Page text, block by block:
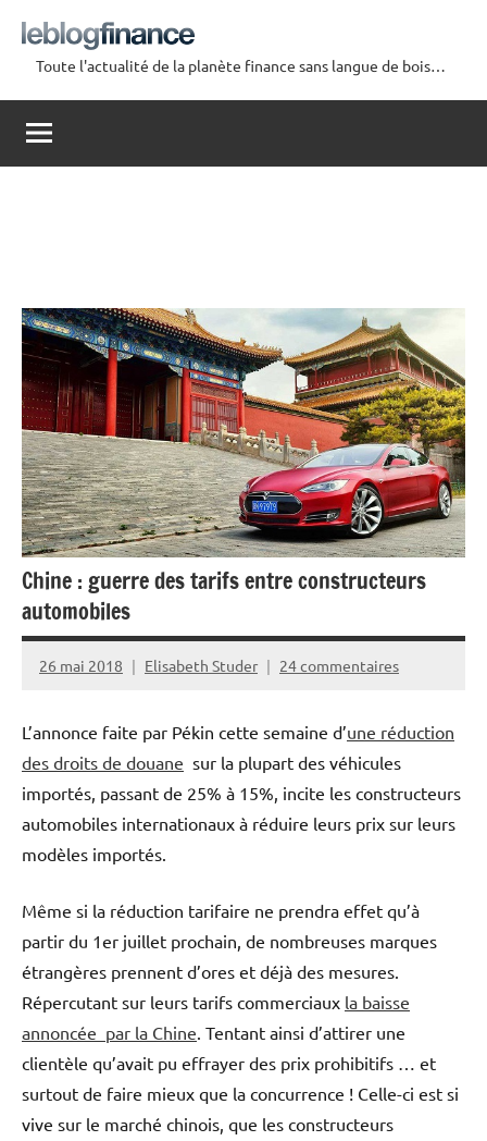
contenu
Le
Blog
Finance
Toute l'actualité de la planète finance sans langue de bois…
Chine : guerre des tarifs entre constructeurs
automobiles
26 mai 2018 Elisabeth Studer 24 commentaires
L’annonce faite par Pékin cette semaine d’une réduction
des droits de douane sur la plupart des véhicules
importés, passant de 25% à 15%, incite les constructeurs
automobiles internationaux à réduire leurs prix sur leurs
modèles importés.
Même si la réduction tarifaire ne prendra effet qu’à
partir du 1er juillet prochain, de nombreuses marques
étrangères prennent d’ores et déjà des mesures.
Répercutant sur leurs tarifs commerciaux la baisse
annoncée par la Chine. Tentant ainsi d’attirer une
clientèle qu’avait pu effrayer des prix prohibitifs … et
surtout de faire mieux que la concurrence ! Celle-ci est si
vive sur le marché chinois, que les constructeurs